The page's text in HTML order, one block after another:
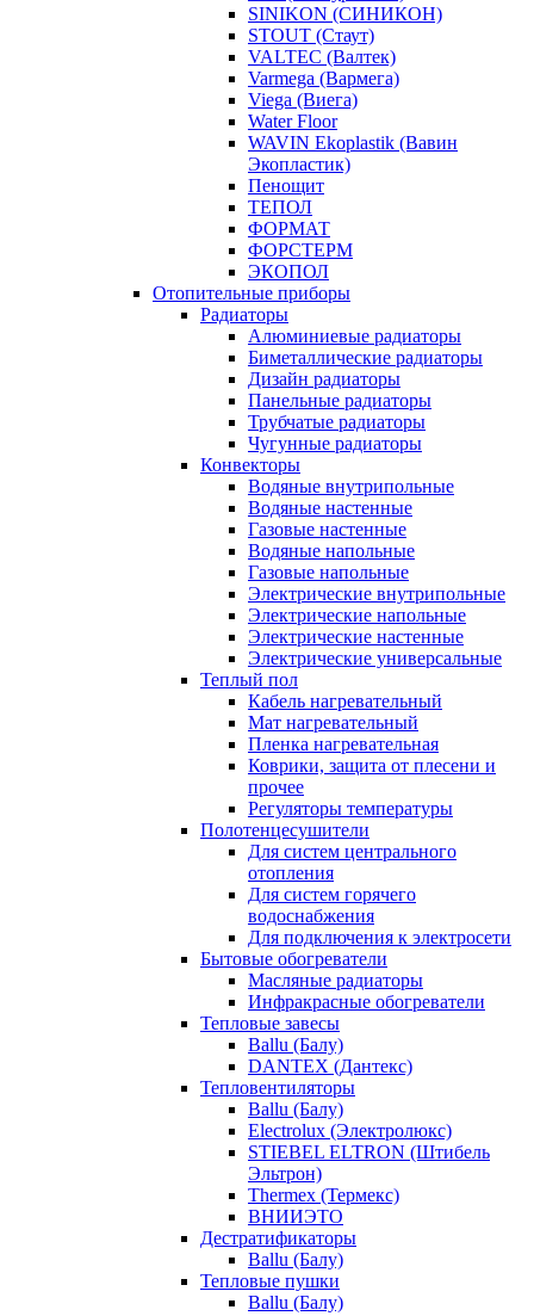
SINIKON (СИНИКОН)
STOUT (Стаут)
VALTEC (Валтек)
Varmega (Вармега)
Viega (Виега)
Water Floor
WAVIN Ekoplastik (Вавин
Экопластик)
Пенощит
ТЕПОЛ
ФОРМАТ
ФОРСТЕРМ
ЭКОПОЛ
Отопительные приборы
Радиаторы
Алюминиевые радиаторы
Биметаллические радиаторы
Дизайн радиаторы
Панельные радиаторы
Трубчатые радиаторы
Чугунные радиаторы
Конвекторы
Водяные внутрипольные
Водяные настенные
Газовые настенные
Водяные напольные
Газовые напольные
Электрические внутрипольные
Электрические напольные
Электрические настенные
Электрические универсальные
Теплый пол
Кабель нагревательный
Мат нагревательный
Пленка нагревательная
Коврики, защита от плесени и
прочее
Регуляторы температуры
Полотенцесушители
Для систем центрального
отопления
Для систем горячего
водоснабжения
Для подключения к электросети
Бытовые обогреватели
Масляные радиаторы
Инфракрасные обогреватели
Тепловые завесы
Ballu (Балу)
DANTEX (Дантекс)
Тепловентиляторы
Ballu (Балу)
Electrolux (Электролюкс)
STIEBEL ELTRON (Штибель
Эльтрон)
Thermex (Термекс)
ВНИИЭТО
Дестратификаторы
Ballu (Балу)
Тепловые пушки
Ballu (Балу)